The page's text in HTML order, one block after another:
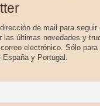
de mail para seguir
las últimas novedades y
electrónico. Sólo para
España y Portugal.